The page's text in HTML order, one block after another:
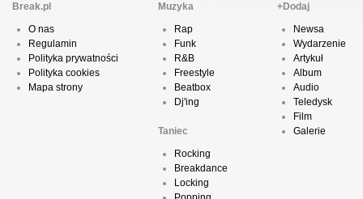
Break.pl
O nas
Regulamin
Polityka prywatności
Polityka cookies
Mapa strony
Muzyka
Rap
Funk
R&B
Freestyle
Beatbox
Dj'ing
Taniec
Rocking
Breakdance
Locking
+Dodaj
Newsa
Wydarzenie
Artykuł
Album
Audio
Teledysk
Film
Galerie